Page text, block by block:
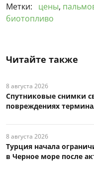
Метки:
цены,
биотопливо
Читайте также
8 августа 2026
Спутниковые снимки
повреждениях
8 августа 2026
Турция начала
в Черное море после